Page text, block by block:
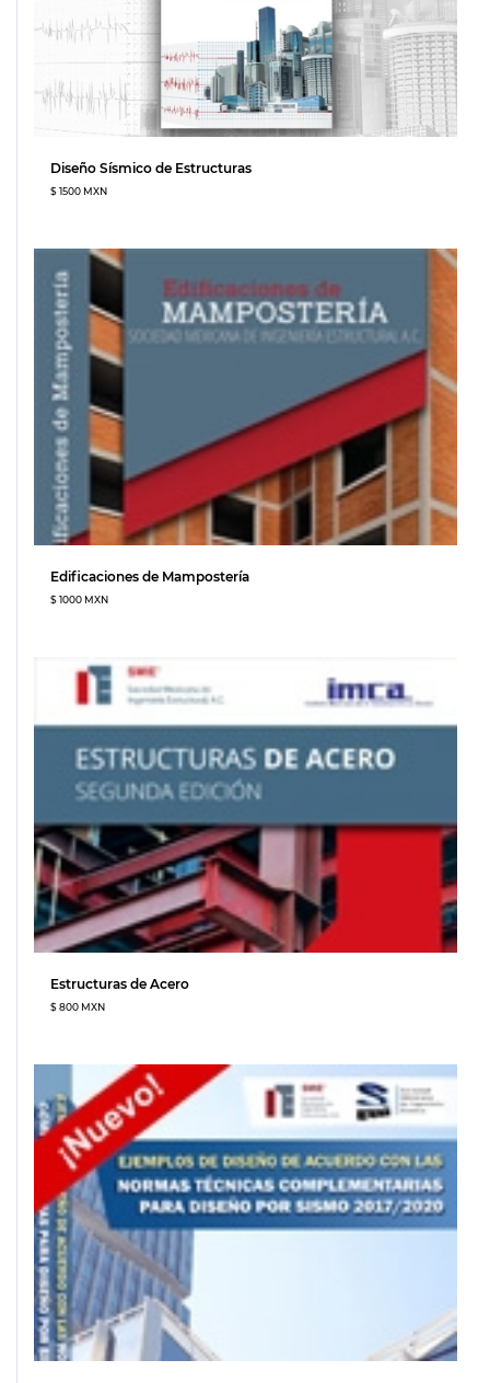
Diseño Sísmico de Estructuras
$ 1500 MXN
Edificaciones de Mampostería
$ 1000 MXN
Estructuras de Acero
$ 800 MXN